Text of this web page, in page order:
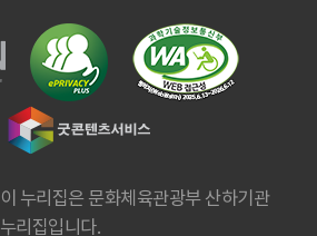
이 누리집은 문화체육관광부 산하기관
누리집입니다.